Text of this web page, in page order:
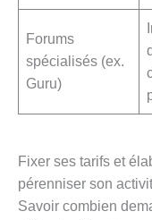
Forums
spécialisés (ex.
Guru)
Fixer ses tarifs et
pérenniser son
Savoir combien